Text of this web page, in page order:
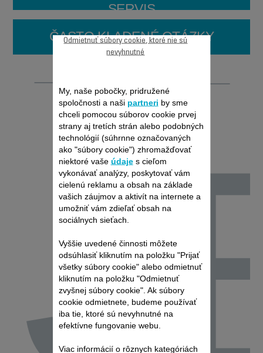
SERVIS
ČASTO KLADENÉ OTÁZKY
My, naše pobočky, pridružené
spoločnosti a naši partneri by sme
chceli pomocou súborov cookie prvej
strany aj tretích strán alebo podobných
technológií (súhrnne označovaných
ako "súbory cookie") zhromažďovať
niektoré vaše údajes cieľom
vykonávať analýzy, poskytovať vám
cielenú reklamu a obsah na základe
vašich záujmov a aktivít na internete a
umožniť vám zdieľať obsah na
sociálnych sieťach.
Vyššie uvedené činnosti môžete
odsúhlasiť kliknutím na položku "Prijať
všetky súbory cookie" alebo odmietnuť
kliknutím na položku "Odmietnuť
zvyšnej súbory cookie". Ak súbory
cookie odmietnete, budeme používať
iba tie, ktoré sú nevyhnutné na
efektívne fungovanie webu.
Viac informácií o rôznych kategóriách
Odmietnuť súbory cookie, ktoré nie sú
nevyhnutné